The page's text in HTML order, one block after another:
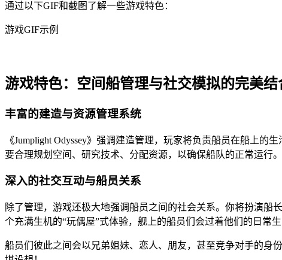
通过以下GIF和截图了解一些游戏特色：
游戏GIF示例
游戏特色：空间船管理与社交模拟的完美结
丰富的建造与资源管理系统
《Jumplight Odyssey》强调建造管理，玩家将负责船员在船上
要合理规划空间、研究技术、分配资源，以确保船队的正常运行。
深入的社交互动与船员关系
除了管理，游戏还极大地强调船员之间的社会关系。你将扮演
个充满生机的“玩偶屋”式体验，舰上的船员们会过着他们的日常
船员们彼此之间会以兄弟姐妹、恋人、朋友，甚至竞争对手的身